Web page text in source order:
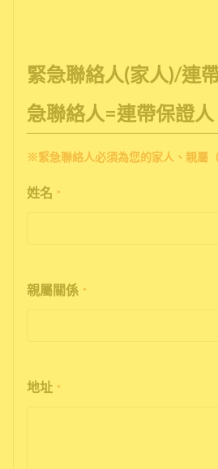
緊急聯絡人(家人)/連
急聯絡人=連帶保證人
※緊急聯絡人必須為您的家人、親屬（
姓名 *
親屬關係 *
地址 *